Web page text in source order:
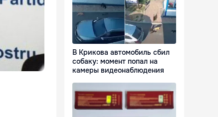
В Крикова автомобиль сбил
собаку: момент попал на
камеры видеонаблюдения